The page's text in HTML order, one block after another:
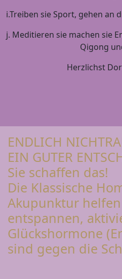
i.Treiben sie Sport, gehen an
j. Meditieren sie machen sie
Qigong
Herzlichst
ENDLICH
EIN GUTER
Sie schaffen das!
Die Klassische
Akupunktur
entspannen,
Glückshormone
sind gegen die